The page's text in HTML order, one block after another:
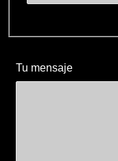
Tu mensaje